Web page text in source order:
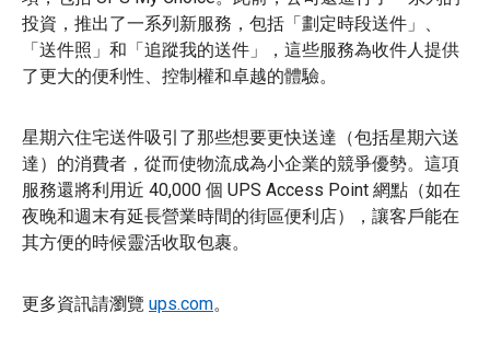
投資，推出了一系列新服務，包括「劃定時段送件」、
「送件照」和「追蹤我的送件」，這些服務為收件人提供
了更大的便利性、控制權和卓越的體驗。
星期六住宅送件吸引了那些想要更快送達（包括星期六送
達）的消費者，從而使物流成為小企業的競爭優勢。這項
服務還將利用近 40,000 個 UPS Access Point 網點（如在
夜晚和週末有延長營業時間的街區便利店），讓客戶能在
其方便的時候靈活收取包裹。
更多資訊請瀏覽 ups.com。